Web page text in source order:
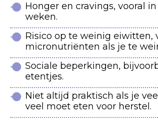
Honger en cravings, vooral
weken.
Risico op te weinig eiwitten,
micronutriënten als je te
Sociale beperkingen,
etentjes.
Niet altijd praktisch als je
veel moet eten voor herstel.